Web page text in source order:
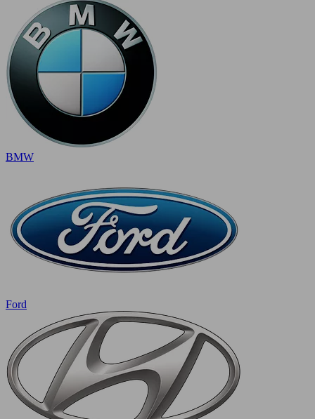
BMW
Ford